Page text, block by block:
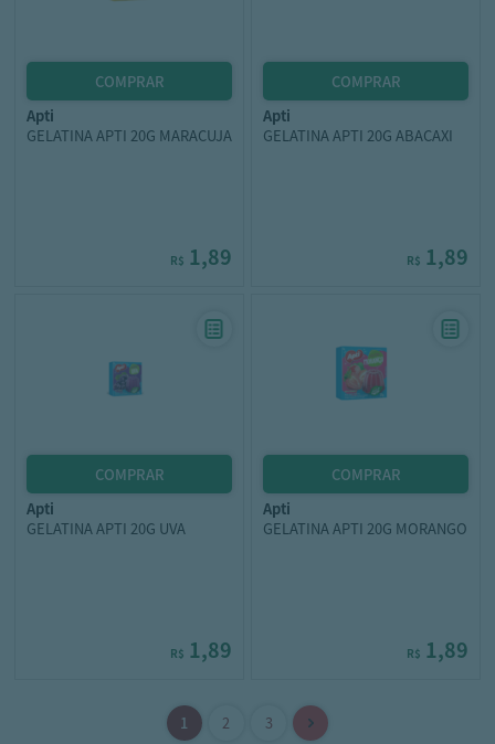
apti
GELATINA APTI 20G MARACUJA
R$ 1,89
apti
GELATINA APTI 20G ABACAXI
R$ 1,89
apti
GELATINA APTI 20G UVA
R$ 1,89
apti
GELATINA APTI 20G MORANGO
R$ 1,89